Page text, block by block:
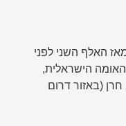
האלף השני לפני
הישראלית,
חרן (באזור דרום